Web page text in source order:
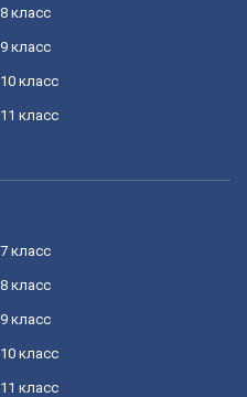
8 класс
9 класс
10 класс
11 класс
7 класс
8 класс
9 класс
10 класс
11 класс